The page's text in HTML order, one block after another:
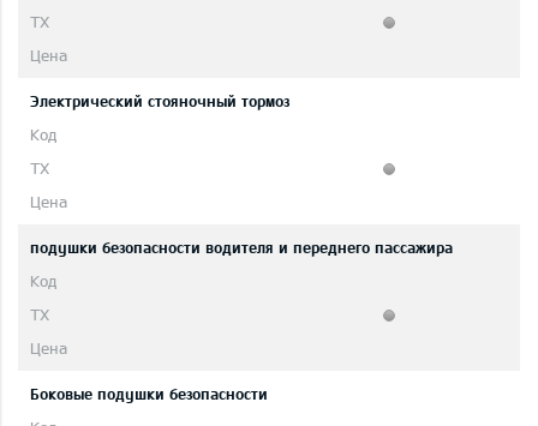
Электрический стояночный тормоз
подушки безопасности водителя и переднего пассажира
Боковые подушки безопасности